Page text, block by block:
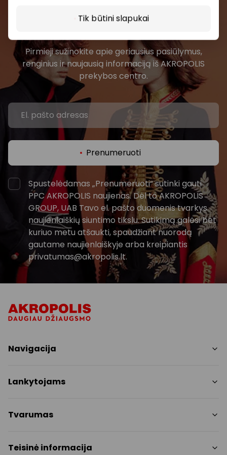
Tik būtini slapukai
Prisijunkite prie mūsų
bendruomenės
Pirmieji sužinokite apie geriausius pasiūlymus,
renginius ir naujausią informaciją iš AKROPOLIS
prekybos centro.
Prenumeruoti
Spustelėdamas „Prenumeruoti“ sutinki gauti
PPC AKROPOLIS naujienas. Dėl to AKROPOLIS
GROUP, UAB Tavo el. pašto duomenis tvarkys
naujienlaiškių siuntimo tikslu. Sutikimą galėsi bet
kuriuo metu atšaukti, spaudžiant nuorodą
gautame naujienlaiškyje arba kreipiantis
privatumas@akropolis.lt.
Navigacija
Paslaugos
Pramogos
Lankytojams
Nemokami patogumai
Kontaktai
Tvarumas
Tvarumo ataskaita
Teisinė informacija